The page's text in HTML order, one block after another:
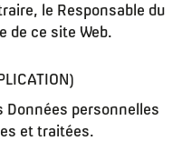
le Responsable du
de ce site Web.
Données personnelles
et traitées.